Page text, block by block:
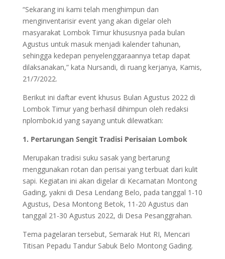
“Sekarang ini kami telah menghimpun dan
menginventarisir event yang akan digelar oleh
masyarakat Lombok Timur khususnya pada bulan
Agustus untuk masuk menjadi kalender tahunan,
sehingga kedepan penyelenggaraannya tetap dapat
dilaksanakan,” kata Nursandi, di ruang kerjanya, Kamis,
21/7/2022.
Berikut ini daftar event khusus Bulan Agustus 2022 di
Lombok Timur yang berhasil dihimpun oleh redaksi
nplombok.id yang sayang untuk dilewatkan:
1. Pertarungan Sengit Tradisi Perisaian Lombok
Merupakan tradisi suku sasak yang bertarung
menggunakan rotan dan perisai yang terbuat dari kulit
sapi. Kegiatan ini akan digelar di Kecamatan Montong
Gading, yakni di Desa Lendang Belo, pada tanggal 1-10
Agustus, Desa Montong Betok, 11-20 Agustus dan
tanggal 21-30 Agustus 2022, di Desa Pesanggrahan.
Tema pagelaran tersebut, Semarak Hut RI, Mencari
Titisan Pepadu Tandur Sabuk Belo Montong Gading.